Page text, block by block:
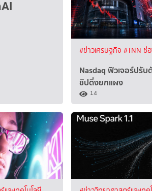
#ข่าวเศรษฐกิจ#TNN ช่
Nasdaq ฟิวเจอร์ปรั
ชิปดิ่งยกแผง
14